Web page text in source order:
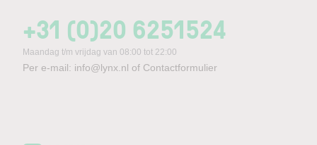
+31 (0)20 6251524
Maandag t/m vrijdag van 08:00 tot 22:00
Per e-mail: info@lynx.nl of Contactformulier